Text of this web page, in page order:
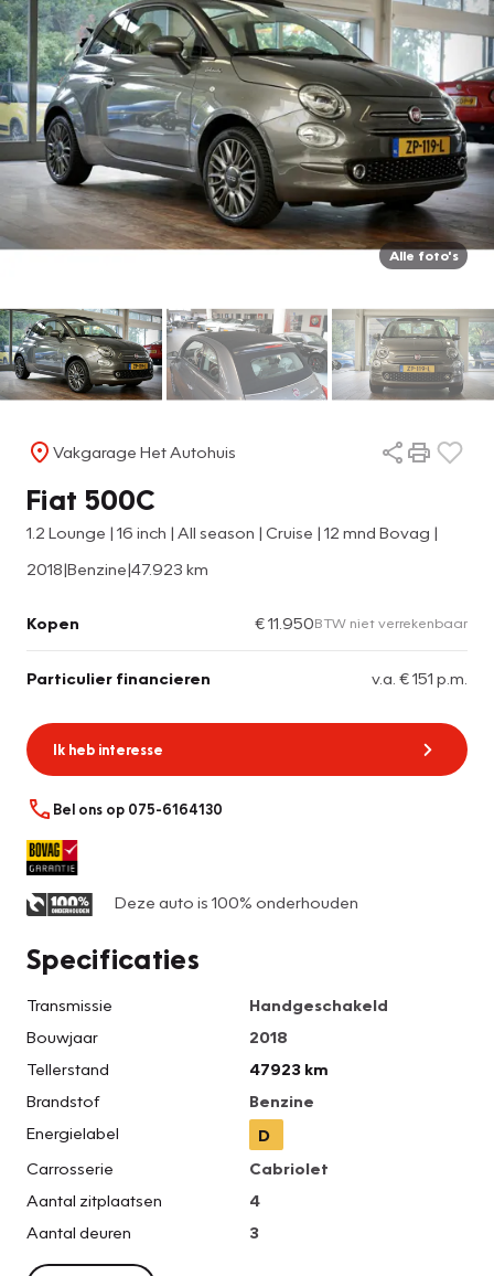
Alle foto's
Vakgarage Het Autohuis
Fiat 500C
1.2 Lounge | 16 inch | All season | Cruise | 12 mnd Bovag |
2018|Benzine|47.923 km
Kopen € 11.950BTW niet verrekenbaar
Particulier financieren v.a. € 151 p.m.
Ik heb interesse
Bel ons op 075-6164130
Deze auto is 100% onderhouden
Specificaties
Transmissie
Handgeschakeld
Bouwjaar
2018
Tellerstand
47923 km
Brandstof
Benzine
Energielabel
D
Carrosserie
Cabriolet
Aantal zitplaatsen
4
Aantal deuren
3